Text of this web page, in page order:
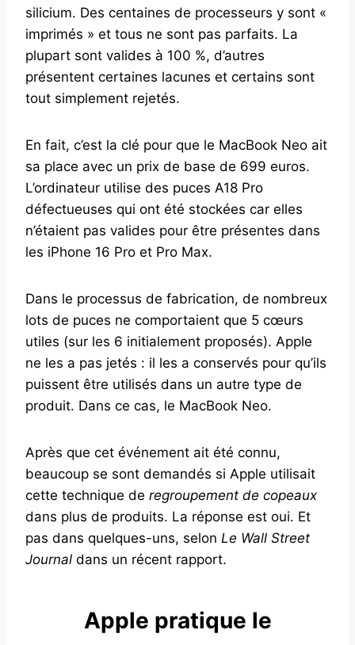
silicium. Des centaines de processeurs y sont «
imprimés » et tous ne sont pas parfaits. La
plupart sont valides à 100 %, d’autres
présentent certaines lacunes et certains sont
tout simplement rejetés.
En fait, c’est la clé pour que le MacBook Neo ait
sa place avec un prix de base de 699 euros.
L’ordinateur utilise des puces A18 Pro
défectueuses qui ont été stockées car elles
n’étaient pas valides pour être présentes dans
les iPhone 16 Pro et Pro Max.
Dans le processus de fabrication, de nombreux
lots de puces ne comportaient que 5 cœurs
utiles (sur les 6 initialement proposés). Apple
ne les a pas jetés : il les a conservés pour qu’ils
puissent être utilisés dans un autre type de
produit. Dans ce cas, le MacBook Neo.
Après que cet événement ait été connu,
beaucoup se sont demandés si Apple utilisait
cette technique de regroupement de copeaux
dans plus de produits. La réponse est oui. Et
pas dans quelques-uns, selon Le Wall Street
Journal dans un récent rapport.
Apple pratique le